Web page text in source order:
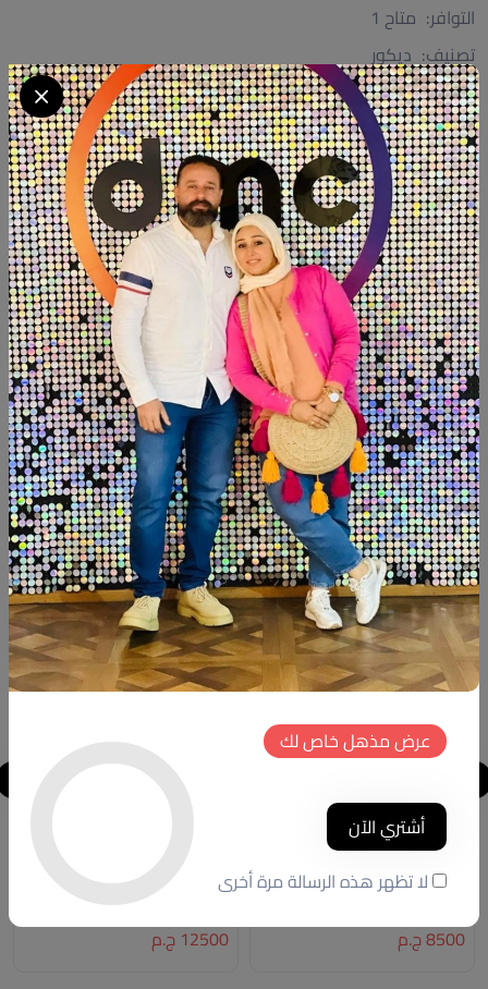
التوافر: متاح 1
تصنيف: ديكور
الكمية
أضف الى السلة أشتري الآن
شارك:
وصف
التقييمات (0)
Available now
منتجات شبيهة
خصم
جديد
ترابيزه
كود المنتج:TS003
8500 ج.م
جديد
ترابيزه الاريكه
كود المنتج:ST.01
12500 ج.م
عرض مذهل خاص لك
أشتري الآن
لا تظهر هذه الرسالة مرة أخرى